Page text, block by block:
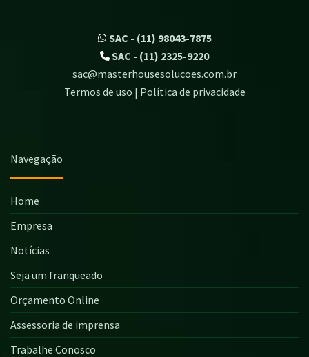
SAC - (11) 98043-7875
SAC - (11) 2325-9220
sac@masterhousesolucoes.com.br
Termos de uso | Política de privacidade
Navegação
Home
Empresa
Notícias
Seja um franqueado
Orçamento Online
Assessoria de imprensa
Trabalhe Conosco